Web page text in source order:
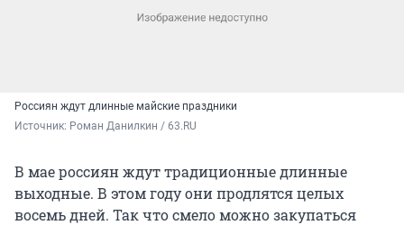
Россиян ждут длинные майские праздники
Источник: Роман Данилкин / 63.RU
В мае россиян ждут традиционные длинные
выходные. В этом году они продлятся целых
восемь дней. Так что смело можно закупаться